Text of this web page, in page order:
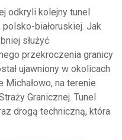
odkryli kolejny tunel
białoruskiej. Jak
służyć
przekroczenia granicy
ujawniony w okolicach
na terenie
Granicznej. Tunel
drogą techniczną, która